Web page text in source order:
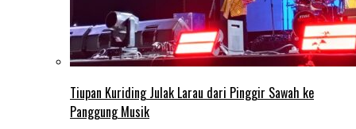
Tiupan Kuriding Julak Larau dari Pinggir Sawah ke
Panggung Musik